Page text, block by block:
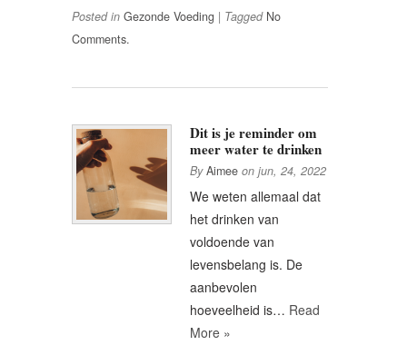
Posted in Gezonde Voeding | Tagged No
Comments.
Dit is je reminder om
meer water te drinken
By Aimee on jun, 24, 2022
We weten allemaal dat
het drinken van
voldoende van
levensbelang is. De
aanbevolen
hoeveelheid is… Read
More »